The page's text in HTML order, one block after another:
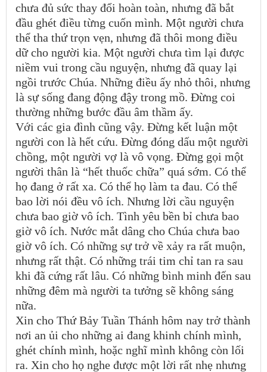
chưa đủ sức thay đổi hoàn toàn, nhưng đã bắt
đầu ghét điều từng cuốn mình. Một người chưa
thể tha thứ trọn vẹn, nhưng đã thôi mong điều
dữ cho người kia. Một người chưa tìm lại được
niềm vui trong cầu nguyện, nhưng đã quay lại
ngồi trước Chúa. Những điều ấy nhỏ thôi, nhưng
là sự sống đang động đậy trong mồ. Đừng coi
thường những bước đầu âm thầm ấy.
Với các gia đình cũng vậy. Đừng kết luận một
người con là hết cứu. Đừng đóng dấu một người
chồng, một người vợ là vô vọng. Đừng gọi một
người thân là “hết thuốc chữa” quá sớm. Có thể
họ đang ở rất xa. Có thể họ làm ta đau. Có thể
bao lời nói đều vô ích. Nhưng lời cầu nguyện
chưa bao giờ vô ích. Tình yêu bền bỉ chưa bao
giờ vô ích. Nước mắt dâng cho Chúa chưa bao
giờ vô ích. Có những sự trở về xảy ra rất muộn,
nhưng rất thật. Có những trái tim chỉ tan ra sau
khi đã cứng rất lâu. Có những bình minh đến sau
những đêm mà người ta tưởng sẽ không sáng
nữa.
Xin cho Thứ Bảy Tuần Thánh hôm nay trở thành
nơi an ủi cho những ai đang khinh chính mình,
ghét chính mình, hoặc nghĩ mình không còn lối
ra. Xin cho họ nghe được một lời rất nhẹ nhưng